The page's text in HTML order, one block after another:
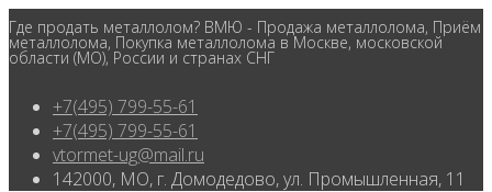
Где продать металлолом? ВМЮ - Продажа металлолома, Приём
металлолома, Покупка металлолома в Москве, московской
области (МО), России и странах СНГ
+7(495) 799-55-61
+7(495) 799-55-61
vtormet-ug@mail.ru
142000, МО, г. Домодедово, ул. Промышленная, 11